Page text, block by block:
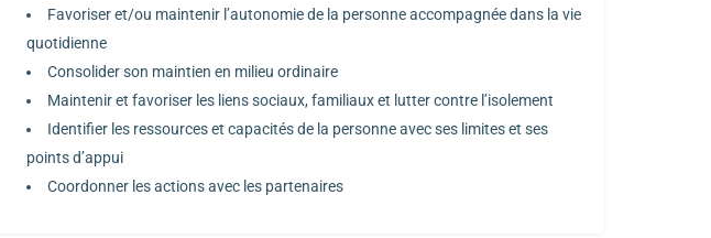
Favoriser et/ou maintenir l’autonomie de la personne accompagnée dans la vie
quotidienne
Consolider son maintien en milieu ordinaire
Maintenir et favoriser les liens sociaux, familiaux et lutter contre l’isolement
Identifier les ressources et capacités de la personne avec ses limites et ses
points d’appui
Coordonner les actions avec les partenaires